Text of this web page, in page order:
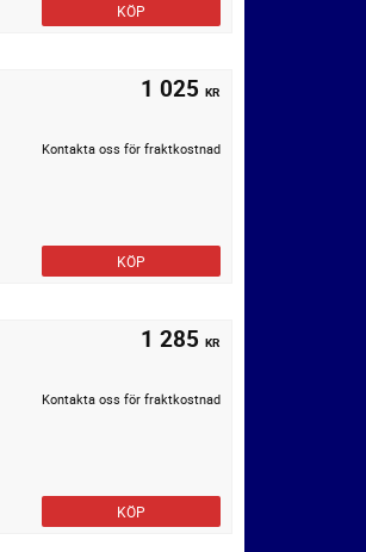
KÖP
1 025 KR
Kontakta oss för fraktkostnad
KÖP
1 285 KR
Kontakta oss för fraktkostnad
KÖP